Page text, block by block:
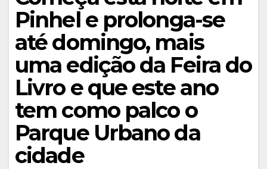
Pinhel e prolonga-se
até domingo, mais
uma edição da Feira do
Livro e que este ano
tem como palco o
Parque Urbano da
cidade